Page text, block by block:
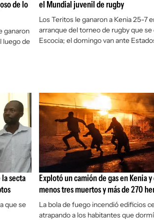
de lo
ganaron
luego de
el Mundial juvenil de rugby
Los Teritos le ganaron a Kenia 25-7
arranque del torneo de rugby que se
Escocia; el domingo van ante
secta
que se
Explotó un camión de gas en Kenia
menos tres muertos y más de 270
La bola de fuego incendió edificios
atrapando a los habitantes que